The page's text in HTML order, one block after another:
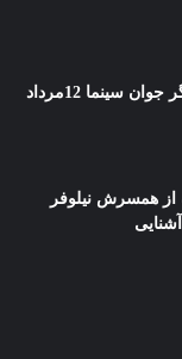
درگذشت مریم همتیان بازیگر جوان سینما 12مرداد
همسرش نیلوفر